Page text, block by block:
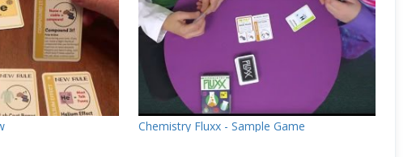
Chemistry Fluxx - Sample Game